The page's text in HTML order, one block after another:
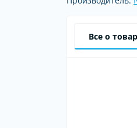
Все о